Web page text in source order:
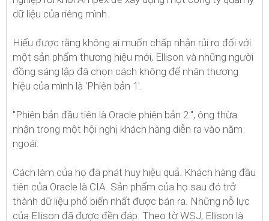
dữ liệu của riêng mình.
Hiểu được rằng không ai muốn chấp nhận rủi ro đối với
một sản phẩm thương hiệu mới, Ellison và những người
đồng sáng lập đã chọn cách không để nhãn thương
hiệu của mình là 'Phiên bản 1'.
"Phiên bản đầu tiên là Oracle phiên bản 2.", ông thừa
nhận trong một hội nghị khách hàng diễn ra vào năm
ngoái.
Cách làm của họ đã phát huy hiệu quả. Khách hàng đầu
tiên của Oracle là CIA. Sản phẩm của họ sau đó trở
thành dữ liệu phổ biến nhất được bán ra. Những nỗ lực
của Ellison đã được đền đáp. Theo tờ WSJ, Ellison là